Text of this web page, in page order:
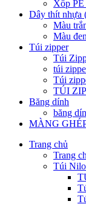
Xốp PE
Dây thít nhựa
Màu
Màu đen
Túi zipper
Túi
túi
Túi
TÚI
Băng dính
băng
MÀNG
Trang chủ
Trang
Túi